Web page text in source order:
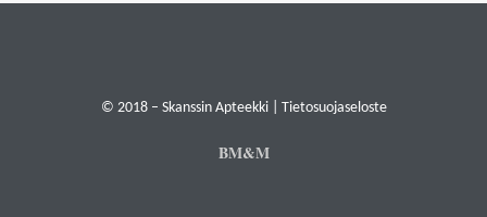
© 2018 – Skanssin Apteekki | Tietosuojaseloste
BM&M